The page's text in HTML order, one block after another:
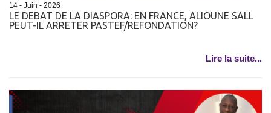
14 - Juin - 2026
LE DEBAT DE LA DIASPORA: EN FRANCE, ALIOUNE SALL
PEUT-IL ARRETER PASTEF/REFONDATION?
Lire la suite...